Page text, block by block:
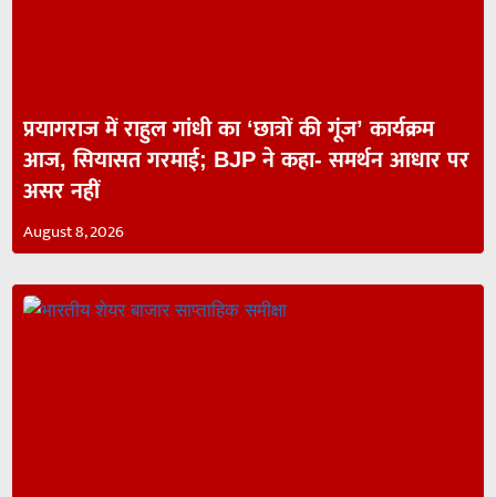
प्रयागराज में राहुल गांधी का ‘छात्रों की गूंज’ कार्यक्रम
आज, सियासत गरमाई; BJP ने कहा- समर्थन आधार पर
असर नहीं
August 8, 2026